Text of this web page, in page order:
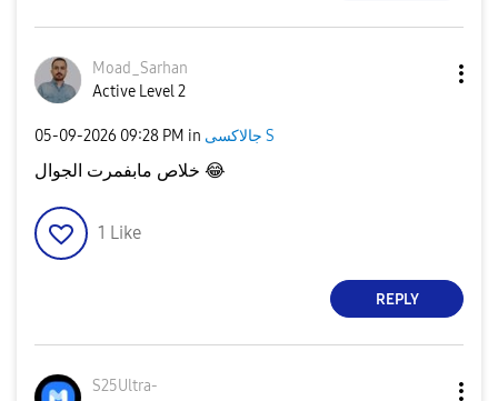
Moad_Sarhan
Active Level 2
‎05-09-2026 09:28 PM in جالاكسى S
😂
1 Like
REPLY
S25Ultra-